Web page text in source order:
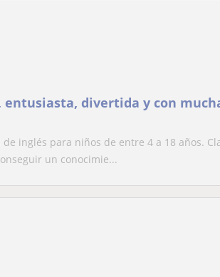
entusiasta, divertida y con
de inglés para niños de entre 4 a 18 años.
un conocimie...